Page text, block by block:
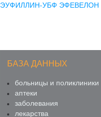
ЭУФИЛЛИН-УБФ ЭФЕВЕЛОН
БАЗА ДАННЫХ
больницы и поликлиники
аптеки
заболевания
лекарства